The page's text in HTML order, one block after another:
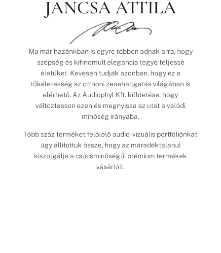
JANCSA ATTILA
Ma már hazánkban is egyre többen adnak arra, hogy
szépség és kifinomult elegancia tegye teljessé
életüket. Kevesen tudják azonban, hogy ez a
tökéletesség az otthoni zenehallgatás világában is
elérhető. Az Audiophyl Kft. küldetése, hogy
változtasson ezen és megnyissa az utat a valódi
minőség irányába.
Több száz terméket felölelő audio-vizuális portfóliónkat
úgy állítottuk össze, hogy az maradéktalanul
kiszolgálja a csúcsminőségű, prémium termékek
vásárlóit.